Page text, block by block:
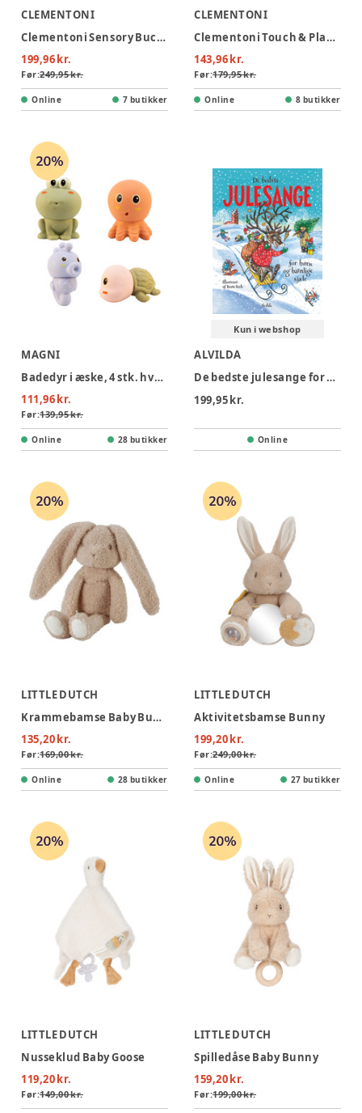
CLEMENTONI
Clementoni Sensory Bucket
199,96 kr.
Før:249,95 kr.
Online 7 butikker
CLEMENTONI
Clementoni Touch & Play Sensory Ball
143,96 kr.
Før:179,95 kr.
Online 8 butikker
MAGNI
Badedyr i æske, 4 stk. hvedestrå
111,96 kr.
Før:139,95 kr.
Online 28 butikker
Kun i webshop
ALVILDA
De bedste julesange for børn og barnlige
199,95 kr.
Online
LITTLE DUTCH
Krammebamse Baby Bunny 32cm
135,20 kr.
Før:169,00 kr.
Online 28 butikker
LITTLE DUTCH
Aktivitetsbamse Bunny
199,20 kr.
Før:249,00 kr.
Online 27 butikker
LITTLE DUTCH
Nusseklud Baby Goose
119,20 kr.
Før:149,00 kr.
LITTLE DUTCH
Spilledåse Baby Bunny
159,20 kr.
Før:199,00 kr.